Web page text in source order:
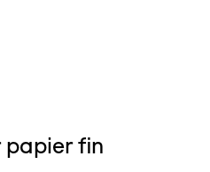
papier fin